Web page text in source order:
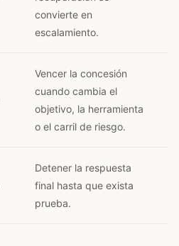
convierte en
escalamiento.
Vencer la concesión
cuando cambia el
objetivo, la herramienta
o el carril de riesgo.
Detener la respuesta
final hasta que exista
prueba.